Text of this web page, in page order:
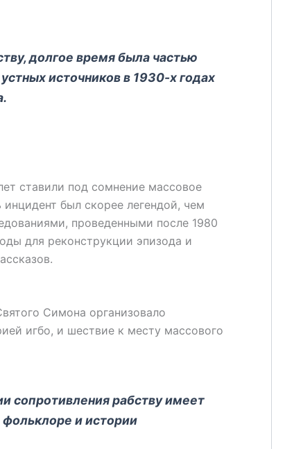
долгое время была частью
источников в 1930-х годах
ставили под сомнение массовое
был скорее легендой, чем
проведенными после 1980
для реконструкции эпизода и
Симона организовало
игбо, и шествие к месту массового
сопротивления рабству имеет
и истории